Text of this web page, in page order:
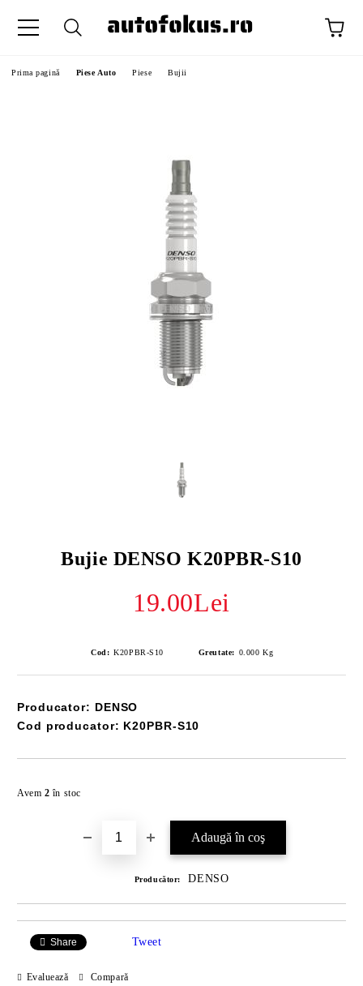
Prima pagină Piese Auto Piese Bujii
Bujie DENSO K20PBR-S10
19.00Lei
Cod: K20PBR-S10 Greutate: 0.000 Kg
Producator: DENSO
Cod producator: K20PBR-S10
Avem 2 în stoc
Producător: DENSO
Share Tweet
Evaluează Compară